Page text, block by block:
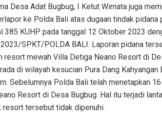
Desa Adat Bugbug, I Ketut Wirnata juga
ke Polda Bali atas dugaan tindak
385 KUHP pada tanggal 12 Oktober 2023
SPKT/POLDA BALI. Laporan pidana
resort mewah Villa Detiga Neano Resort di
di wilayah kesucian Pura Dang Kahyangan
Sebelumnya Polda Bali telah menetapkan
Resort di Desa Bugbug. Hal itu terjadi
resort tersebut tidak dipenuhi.